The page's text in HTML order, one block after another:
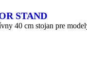
STAND
40 cm stojan pre